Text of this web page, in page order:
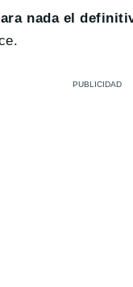
nada el